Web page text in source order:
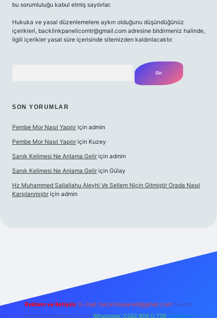
bu sorumluluğu kabul etmiş sayılırlar.
Hukuka ve yasal düzenlemelere aykırı olduğunu düşündüğünüz
içerikleri, backlinkpanelicomtr@gmail.com adresine bildirmeniz halinde,
ilgili içerikler yasal süre içerisinde sitemizden kaldırılacaktır.
SON YORUMLAR
Pembe Mor Nasıl Yapılır için admin
Pembe Mor Nasıl Yapılır için Kuzey
Sanık Kelimesi Ne Anlama Gelir için admin
Sanık Kelimesi Ne Anlama Gelir için Gülay
Hz Muhammed Sallallahu Aleyhi Ve Sellem Niçin Gitmiştir Orada Nasıl
Karşılanmıştır için admin
Reklam ve İletişim: E-mail: backlinkpaneli@gmail.com Teams:
forumhizmeti@gmail.com Whatsapp: 0262 606 0 726 Telegram: